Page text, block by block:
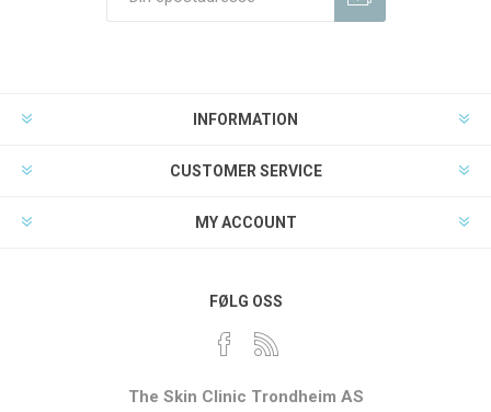
INFORMATION
CUSTOMER SERVICE
MY ACCOUNT
FØLG OSS
The Skin Clinic Trondheim AS